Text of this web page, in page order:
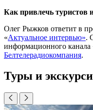
Как привлечь туристов
Олег Рыжков ответит в
«Актуальное интервью».
информационного
Белтелерадиокомпания.
Туры и